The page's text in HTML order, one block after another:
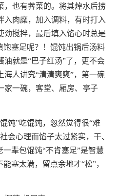
，也有荠菜的。将其焯水后捞
入肉糜，加入调料，有时打入
劲搅拌，最后填入馅心时总是
塞足呢？！馄饨出锅后汤料
油就是“巴子红汤”了，更不会
人讲究“清清爽爽”，第一碗
家一碗，客堂、厢房、亭子
饨”吃馄饨，忽然觉得很“难
会心理而馅子太过紧实，干、
辈包馄饨“不肯塞足”是智慧
太满，留点余地才“松”，